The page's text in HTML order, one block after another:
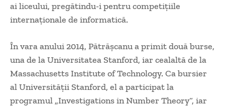
ai liceului, pregătindu-i pentru competiţiile
internaţionale de informatică.
În vara anului 2014, Pătrăşcanu a primit două burse,
una de la Universitatea Stanford, iar cealaltă de la
Massachusetts Institute of Technology. Ca bursier
al Universităţii Stanford, el a participat la
programul „Investigations in Number Theory“, iar